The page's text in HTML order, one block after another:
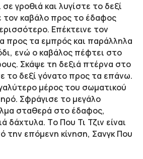
γροθιά και λυγίστε το δεξί
καβάλο προς το έδαφος
Επέκτεινε τον
προς τα εμπρός και παράλληλα
ενώ ο καβάλος πέφτει στο
Σκάψε τη δεξιά πτέρνα στο
το δεξί γόνατο προς τα επάνω.
μέρος του σωματικού
Σφράγισε το μεγάλο
σταθερά στο έδαφος,
δάχτυλα. Tο Που Τι Τζιν είναι
την επόμενη κίνηση, Σανγκ Που